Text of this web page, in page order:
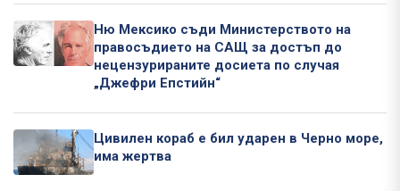
Ню Мексико съди Министерството на
правосъдието на САЩ за достъп до
нецензурираните досиета по случая
„Джефри Епстийн“
Цивилен кораб е бил ударен в Черно море,
има жертва